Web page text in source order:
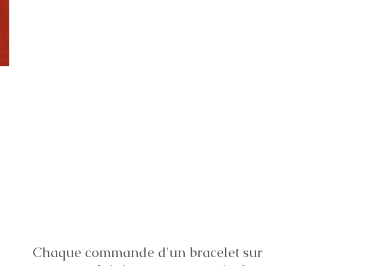
Chaque commande d'un bracelet sur